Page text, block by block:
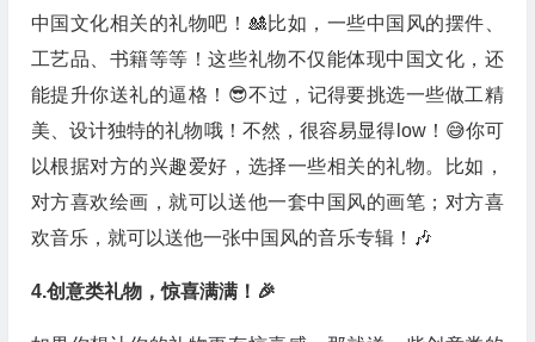
中国文化相关的礼物吧！🎎比如，一些中国风的摆件、
工艺品、书籍等等！这些礼物不仅能体现中国文化，还
能提升你送礼的逼格！😎不过，记得要挑选一些做工精
美、设计独特的礼物哦！不然，很容易显得low！😅你可
以根据对方的兴趣爱好，选择一些相关的礼物。比如，
对方喜欢绘画，就可以送他一套中国风的画笔；对方喜
欢音乐，就可以送他一张中国风的音乐专辑！🎶
4.创意类礼物，惊喜满满！🎉